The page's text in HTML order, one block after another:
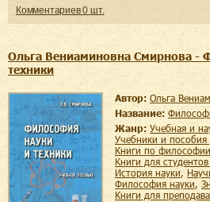
Комментариев0 шт.
Ольга Вениаминовна Смирнова -
техники
Автор:
Ольга
Название:
Жанр:
учебная и
учебники и пособия
книги по философии
книги для
история науки,
философия науки,
книги для